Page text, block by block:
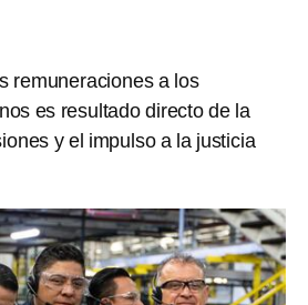
remuneraciones a los
es resultado directo de la
y el impulso a la justicia